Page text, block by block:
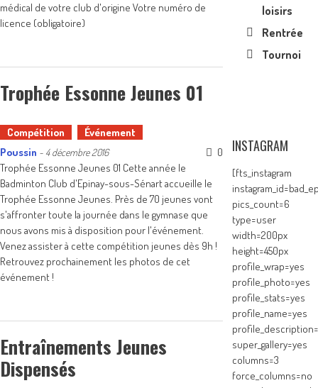
médical de votre club d'origine Votre numéro de
licence (obligatoire)
Trophée Essonne Jeunes 01
Compétition
Événement
Poussin - 4 décembre 2016
0
Trophée Essonne Jeunes 01 Cette année le
Badminton Club d'Epinay-sous-Sénart accueille le
Trophée Essonne Jeunes. Près de 70 jeunes vont
s'affronter toute la journée dans le gymnase que
nous avons mis à disposition pour l'événement.
Venez assister à cette compétition jeunes dès 9h !
Retrouvez prochainement les photos de cet
événement !
Entraînements Jeunes
Dispensés
loisirs
Rentrée
Tournoi
INSTAGRAM
[fts_instagram
pics_count=6
type=user
width=200px
height=450px
profile_wrap=yes
profile_photo=yes
profile_stats=yes
profile_name=yes
super_gallery=yes
columns=3
force_columns=no